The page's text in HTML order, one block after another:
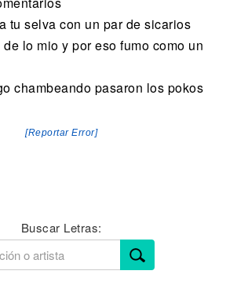
tu selva con un par de sicarios
lo mio y por eso fumo como un
chambeando pasaron los pokos
[Reportar Error]
Buscar Letras: